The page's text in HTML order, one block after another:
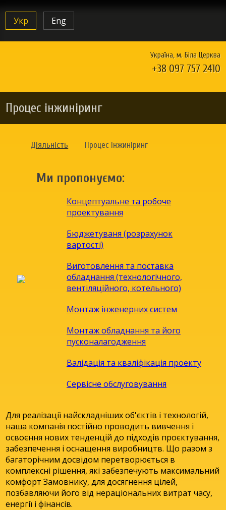
Укр Eng
Україна, м. Біла Церква
+38 097 757 2410
Процес інжиніринг
Діяльність Процес інжиніринг
Ми пропонуємо:
Концептуальне та робоче
проектування
Бюджетуваня (розрахунок
вартості)
Виготовлення та поставка
обладнання (технологічного,
вентіляційного, котельного)
Монтаж iнженерних систем
Монтаж обладнання та його
пусконалагодження
Валiдацiя та квалiфiкацiя проекту
Сервiсне обслуговування
Для реалізації найскладніших об'єктів і технологій,
наша компанія постійно проводить вивчення і
освоєння нових тенденцій до підходів проєктування,
забезпечення і оснащення виробництв. Що разом з
багаторічним досвідом перетворюється в
комплексні рішення, які забезпечують максимальний
комфорт Замовнику, для досягнення цілей,
позбавляючи його від нераціональних витрат часу,
енергії і фінансів.